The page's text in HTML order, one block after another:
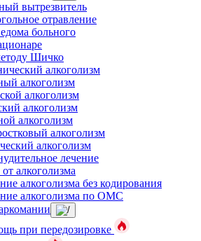
вытрезвитель
отравление
больного
Шичко
алкоголизм
алкоголизм
алкоголизм
алкоголизм
алкоголизм
алкоголизм
алкоголизм
лечение
алкоголизма
алкоголизма без кодирования
алкоголизма по ОМС
при передозировке